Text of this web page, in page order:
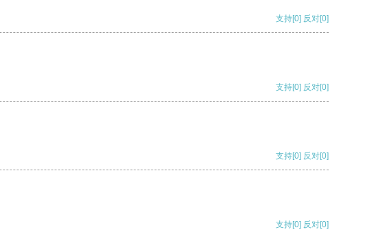
支持[0] 反对[0]
支持[0] 反对[0]
支持[0] 反对[0]
支持[0] 反对[0]